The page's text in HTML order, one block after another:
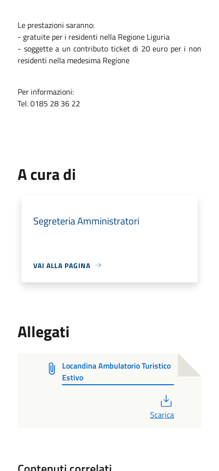
Le prestazioni saranno:
- gratuite per i residenti nella Regione Liguria
- soggette a un contributo ticket di 20 euro per i non
residenti nella medesima Regione
Per informazioni:
Tel. 0185 28 36 22
A cura di
Segreteria Amministratori
VAI ALLA PAGINA
Allegati
Locandina Ambulatorio Turistico
Estivo
Scarica